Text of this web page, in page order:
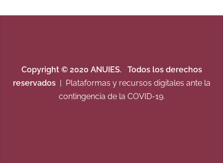
Copyright © 2020 ANUIES.
Todos los derechos
reservados | Plataformas y recursos digitales ante la
contingencia de la COVID-19.